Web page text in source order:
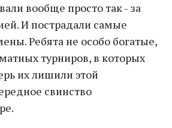
вообще просто так - за
И пострадали самые
Ребята не особо богатые,
турниров, в которых
их лишили этой
свинство